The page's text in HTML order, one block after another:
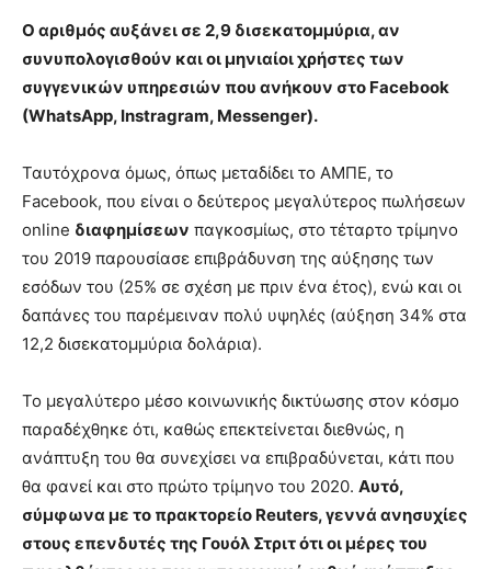
Ο αριθμός αυξάνει σε 2,9 δισεκατομμύρια, αν
συνυπολογισθούν και οι μηνιαίοι χρήστες των
συγγενικών υπηρεσιών που ανήκουν στο Facebook
(WhatsApp, Instragram, Messenger).
Ταυτόχρονα όμως, όπως μεταδίδει το ΑΜΠΕ, το
Facebook, που είναι ο δεύτερος μεγαλύτερος πωλήσεων
online διαφημίσεων παγκοσμίως, στο τέταρτο τρίμηνο
του 2019 παρουσίασε επιβράδυνση της αύξησης των
εσόδων του (25% σε σχέση με πριν ένα έτος), ενώ και οι
δαπάνες του παρέμειναν πολύ υψηλές (αύξηση 34% στα
12,2 δισεκατομμύρια δολάρια).
Το μεγαλύτερο μέσο κοινωνικής δικτύωσης στον κόσμο
παραδέχθηκε ότι, καθώς επεκτείνεται διεθνώς, η
ανάπτυξη του θα συνεχίσει να επιβραδύνεται, κάτι που
θα φανεί και στο πρώτο τρίμηνο του 2020. Αυτό,
σύμφωνα με το πρακτορείο Reuters, γεννά ανησυχίες
στους επενδυτές της Γουόλ Στριτ ότι οι μέρες του